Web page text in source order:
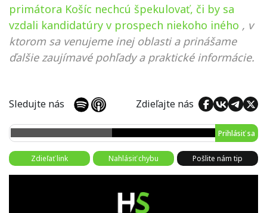
primátora Košíc nechcú špekulovať, či by sa
vzdali kandidatúry v prospech niekoho iného , v
ktorom sa venujeme inej oblasti a prinášame
ďalšie zaujímavé pohľady a praktické informácie.
Sledujte nás Zdieľajte nás
Prihlásiť sa
Zdieľať link Nahlásiť chybu Pošlite nám tip